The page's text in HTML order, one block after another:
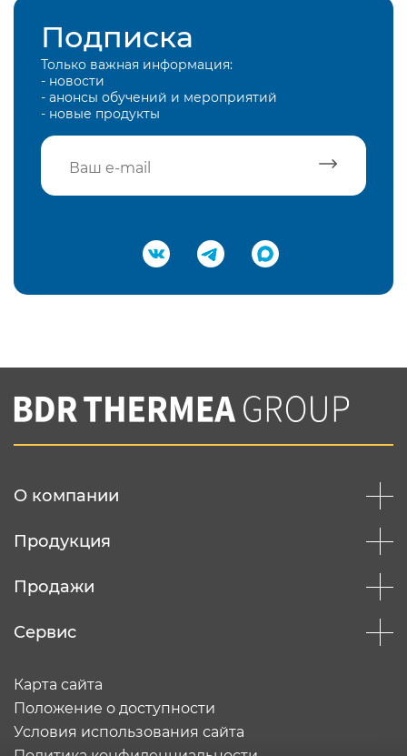
Подписка
Только важная информация:
- новости
- анонсы обучений и мероприятий
- новые продукты
Подтвердить e-mail
Вы соглашаетесь с нашей политикой
конфеденциальности
О компании
Продукция
Продажи
Сервис
Карта сайта
Положение о доступности
Условия использования сайта